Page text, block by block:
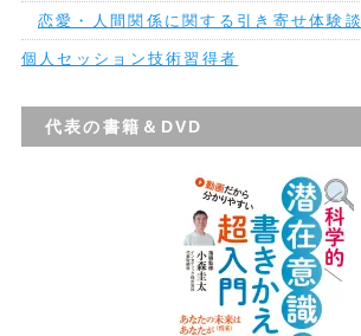
恋愛・人間関係に関する引き寄せ体験談
個人セッション技術習得者
代表の書籍＆DVD